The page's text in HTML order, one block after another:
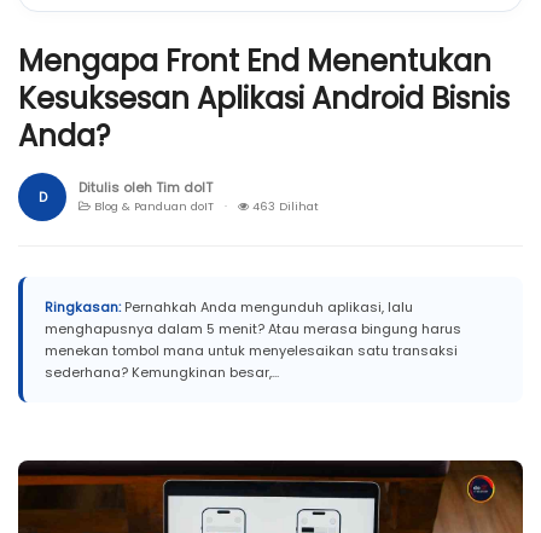
Mengapa Front End Menentukan
Kesuksesan Aplikasi Android Bisnis
Anda?
D Ditulis oleh Tim doIT
Blog & Panduan doIT · 463 Dilihat
Ringkasan:Pernahkah Anda mengunduh aplikasi, lalu
menghapusnya dalam 5 menit? Atau merasa bingung harus
menekan tombol mana untuk menyelesaikan satu transaksi
sederhana? Kemungkinan besar,...